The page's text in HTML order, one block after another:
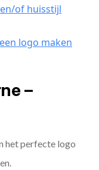
of huisstijl
logo maken
–
het perfecte logo